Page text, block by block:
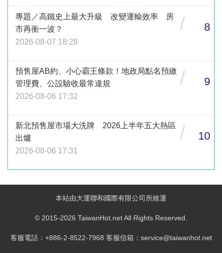
專題／高鐵史上最大升級 改變運輸效率 房
市再衝一波？
2026-08-07 18:28
/ 8
預售屋AB約、小心霸王條款！地政局點名預繳
管理費、公設驗收最常違規
2026-08-06 17:32
/ 9
新北預售屋市場大洗牌 2026上半年五大熱區
出爐
2026-08-06 17:31
/ 10
本站由大運聯和國際有限公司所維運
© 2015-2026 TaiwanHot.net All Rights Reserved.
客服電話：+886-2-8522-7968 客服信箱：service@taiwanhot.net